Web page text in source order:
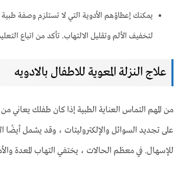
يمكنك إعطاؤهم الأدوية التي لا تستلزم وصفة طبية
لتخفيف الألم وتقليل الالتهاب. تأكد من اتباع
علاج النزلة المعوية للاطفال بالادويه
من المهم التماس العناية الطبية إذا كان طفلك يعاني
على تجديد السوائل والإلكتروليتات ، وقد يشمل أيضًا
للإسهال. في معظم الحالات ، يختفي التهاب المعدة